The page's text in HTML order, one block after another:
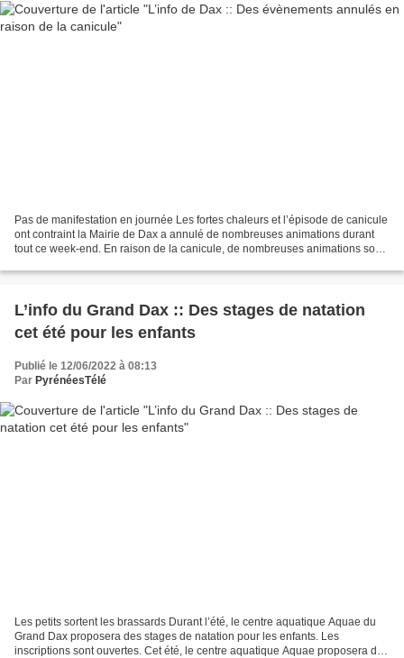
Pas de manifestation en journée Les fortes chaleurs et l’épisode de canicule
ont contraint la Mairie de Dax a annulé de nombreuses animations durant
tout ce week-end. En raison de la canicule, de nombreuses animations sont
L’info du Grand Dax :: Des stages de natation
cet été pour les enfants
Publié le 12/06/2022 à 08:13
Par PyrénéesTélé
Les petits sortent les brassards Durant l’été, le centre aquatique Aquae du
Grand Dax proposera des stages de natation pour les enfants. Les
inscriptions sont ouvertes. Cet été, le centre aquatique Aquae proposera des